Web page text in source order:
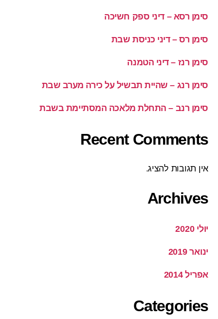
סימן רסא – דיני ספק חשיכה
סימן רס – דיני כניסת שבת
סימן רנז – דיני הטמנה
סימן רנג – שהיית תבשיל על כירה מערב שבת
סימן רנב – התחלת מלאכה המסתיימת בשבת
Recent Comments
אין תגובות להציג.
Archives
יולי 2020
ינואר 2019
אפריל 2014
Categories